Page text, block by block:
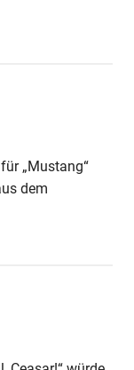
„Mustang“
dem